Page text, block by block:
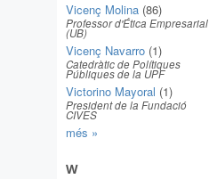
Vicenç Molina (86)
Professor d'Ética Empresarial
(UB)
Vicenç Navarro (1)
Catedràtic de Polítiques
Públiques de la UPF
Victorino Mayoral (1)
President de la Fundació
CIVES
més »
W